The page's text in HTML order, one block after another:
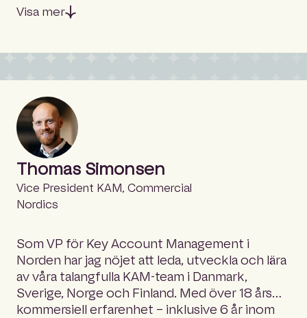
ambitioner i centrum och strävar konsekvent
utveckling.
Förutom basket tycker jag också om golf,
Visa mer
Thomas Simonsen
Vice President KAM, Commercial
Nordics
Som VP för Key Account Management i
Norden har jag nöjet att leda, utveckla och lära
av våra talangfulla KAM-team i Danmark,
Sverige, Norge och Finland. Med över 18 års
kommersiell erfarenhet – inklusive 6 år inom